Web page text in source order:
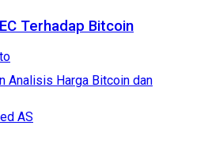
Terhadap Bitcoin